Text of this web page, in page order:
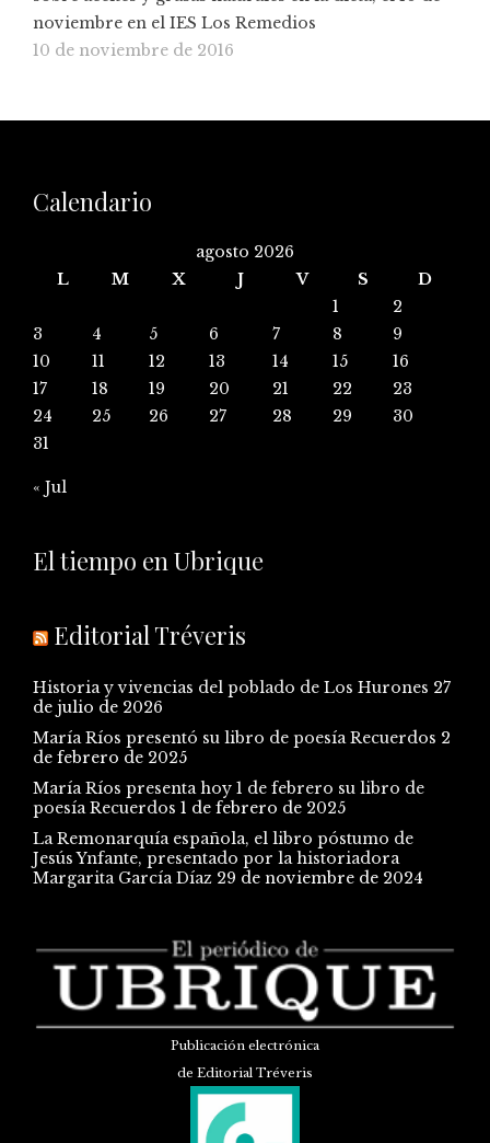
noviembre en el IES Los Remedios
10 de noviembre de 2016
Calendario
agosto 2026
L
M X J V S
D
1
2
3
4 5 6 7 8
9
10
11 12 13 14 15
16
17
18 19 20 21 22
23
24
25 26 27 28 29
30
31
« Jul
El tiempo en Ubrique
Editorial Tréveris
Historia y vivencias del poblado de Los Hurones 27
de julio de 2026
María Ríos presentó su libro de poesía Recuerdos 2
de febrero de 2025
María Ríos presenta hoy 1 de febrero su libro de
poesía Recuerdos 1 de febrero de 2025
La Remonarquía española, el libro póstumo de
Jesús Ynfante, presentado por la historiadora
Margarita García Díaz 29 de noviembre de 2024
Publicación electrónica
de Editorial Tréveris